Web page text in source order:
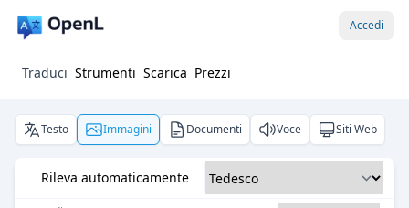
Accedi
Traduci Strumenti Scarica Prezzi
Testo Immagini Documenti Voce Siti Web
Rileva automaticamente